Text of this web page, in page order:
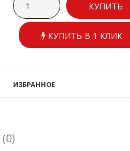
КУПИТЬ В 1 КЛИК
ИЗБРАННОЕ